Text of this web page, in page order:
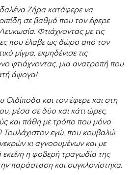
Ζήρα κατάφερε να
σε βαθμό που τον έφερε
Φτιάχνοντας με τις
που έλαβε ως δώρο από τον
μίγμα, εκμηδένισε τις
φτιάχνοντας, μια ανατροπή που
άψογα!
και τον έφερε και στη
μέσα σε δύο και κάτι ώρες,
και πάθη με τρόπο που μόνο
Τουλάχιστον εγώ, που κουβαλώ
κι αγνοουμένων και με
η φοβερή τραγωδία της
παράσταση και συγκλονίστηκα.